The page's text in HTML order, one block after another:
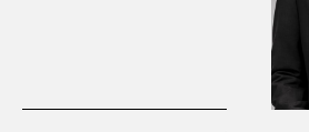
Accueil